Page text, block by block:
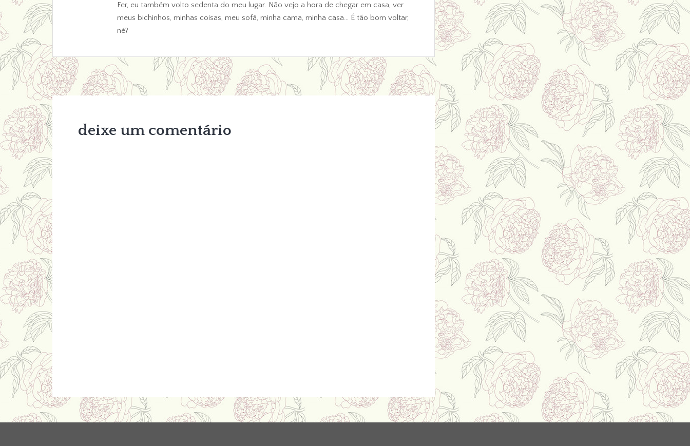
Fer, eu também volto sedenta do meu lugar. Não vejo a hora de chegar em casa, ver
meus bichinhos, minhas coisas, meu sofá, minha cama, minha casa… É tão bom voltar,
né?
deixe um comentário